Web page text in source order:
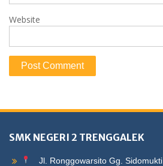
Website
SMK NEGERI 2 TRENGGALEK
Jl. Ronggowarsito Gg.